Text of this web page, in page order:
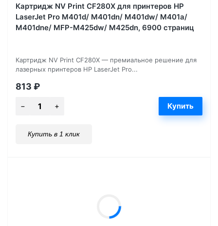
Картридж NV Print CF280X для принтеров HP
LaserJet Pro M401d/ M401dn/ M401dw/ M401a/
M401dne/ MFP-M425dw/ M425dn, 6900 страниц
Картридж NV Print CF280X — премиальное решение для
лазерных принтеров HP LaserJet Pro...
813 ₽
Купить в 1 клик